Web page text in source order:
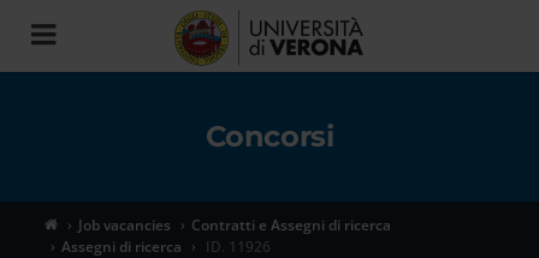
Toggle
navigation
Concorsi
Job vacancies
Contratti e Assegni di ricerca
Assegni di ricerca
ID. 11926